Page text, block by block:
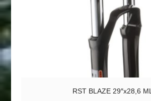
RST BLAZE 29″х28,6 ML